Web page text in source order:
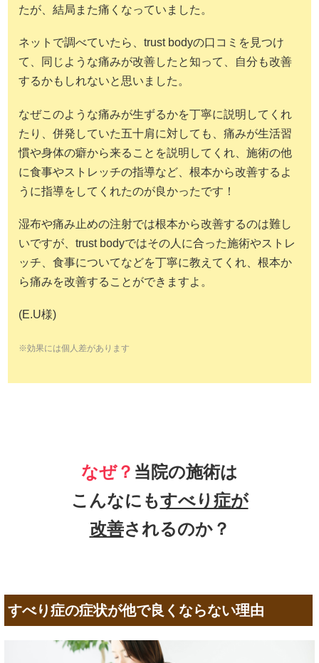
たが、結局また痛くなっていました。
ネットで調べていたら、trust bodyの口コミを見つけ
て、同じような痛みが改善したと知って、自分も改善
するかもしれないと思いました。
なぜこのような痛みが生ずるかを丁寧に説明してくれ
たり、併発していた五十肩に対しても、痛みが生活習
慣や身体の癖から来ることを説明してくれ、施術の他
に食事やストレッチの指導など、根本から改善するよ
うに指導をしてくれたのが良かったです！
湿布や痛み止めの注射では根本から改善するのは難し
いですが、trust bodyではその人に合った施術やストレ
ッチ、食事についてなどを丁寧に教えてくれ、根本か
ら痛みを改善することができますよ。
(E.U様)
※効果には個人差があります
なぜ？ 当院の施術は
こんなにもすべり症が
改善されるのか？
すべり症の症状が他で良くならない理由